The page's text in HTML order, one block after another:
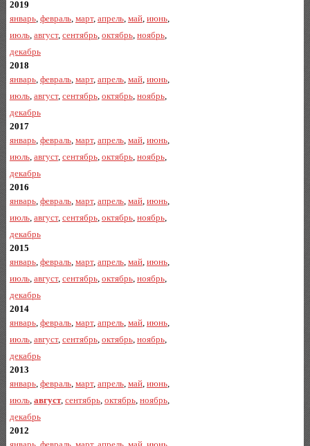
2019
январь, февраль, март, апрель, май, июнь,
июль, август, сентябрь, октябрь, ноябрь,
декабрь
2018
январь, февраль, март, апрель, май, июнь,
июль, август, сентябрь, октябрь, ноябрь,
декабрь
2017
январь, февраль, март, апрель, май, июнь,
июль, август, сентябрь, октябрь, ноябрь,
декабрь
2016
январь, февраль, март, апрель, май, июнь,
июль, август, сентябрь, октябрь, ноябрь,
декабрь
2015
январь, февраль, март, апрель, май, июнь,
июль, август, сентябрь, октябрь, ноябрь,
декабрь
2014
январь, февраль, март, апрель, май, июнь,
июль, август, сентябрь, октябрь, ноябрь,
декабрь
2013
январь, февраль, март, апрель, май, июнь,
июль, август, сентябрь, октябрь, ноябрь,
декабрь
2012